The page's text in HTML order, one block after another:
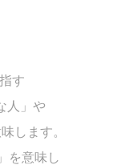
す
人」や
します。
を意味し